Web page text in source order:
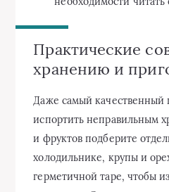
Практические
хранению и
Даже самый качественный
испортить неправильным
и фруктов подберите
холодильнике, крупы и
герметичной таре, чтобы